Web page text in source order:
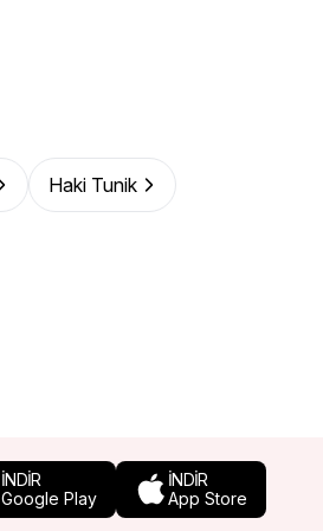
Haki Tunik
İNDİR
Google Play
İNDİR
App Store